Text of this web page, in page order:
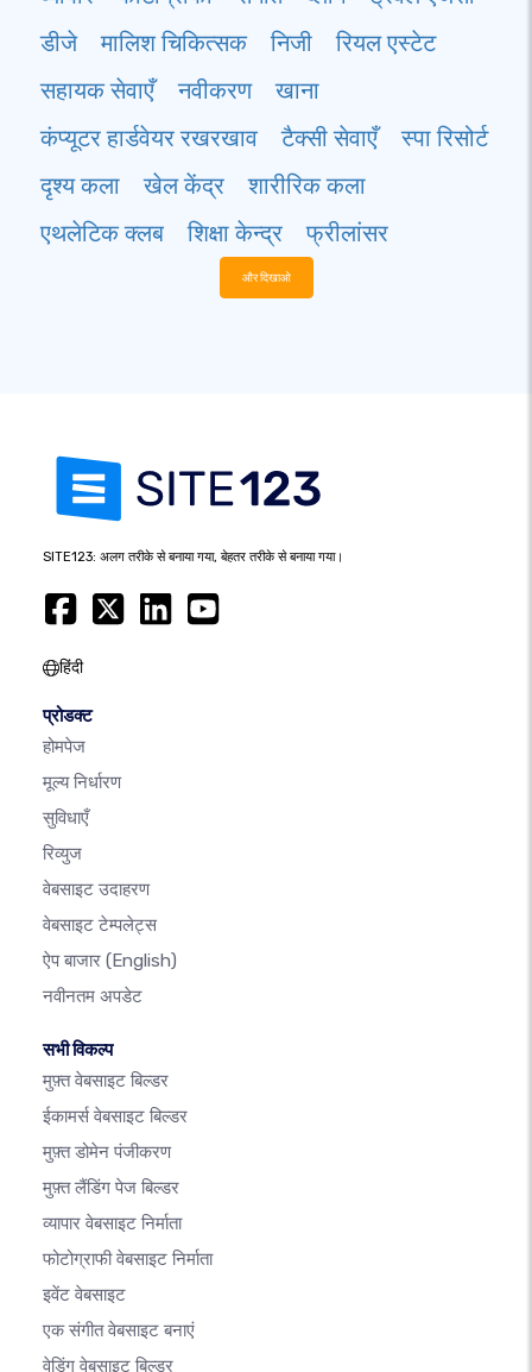
डीजे
मालिश चिकित्सक निजी
रियल एस्टेट
सहायक सेवाएँ
नवीकरण
खाना
कंप्यूटर हार्डवेयर रखरखाव
टैक्सी सेवाएँ
स्पा रिसोर्ट
दृश्य कला
खेल केंद्र
शारीरिक कला
एथलेटिक क्लब
शिक्षा केन्द्र फ्रीलांसर
और दिखाओ
SITE123: अलग तरीके से बनाया गया, बेहतर तरीके से बनाया गया।
हिंदी
प्रोडक्ट
होमपेज
मूल्य निर्धारण
सुविधाएँ
रिव्युज
वेबसाइट उदाहरण
वेबसाइट टेम्पलेट्स
ऐप बाजार (English)
नवीनतम अपडेट
सभी विकल्प
मुफ़्त वेबसाइट बिल्डर
ईकामर्स वेबसाइट बिल्डर
मुफ़्त डोमेन पंजीकरण
मुफ़्त लैंडिंग पेज बिल्डर
व्यापार वेबसाइट निर्माता
फोटोग्राफी वेबसाइट निर्माता
इवेंट वेबसाइट
एक संगीत वेबसाइट बनाएं
वेडिंग वेबसाइट बिल्डर